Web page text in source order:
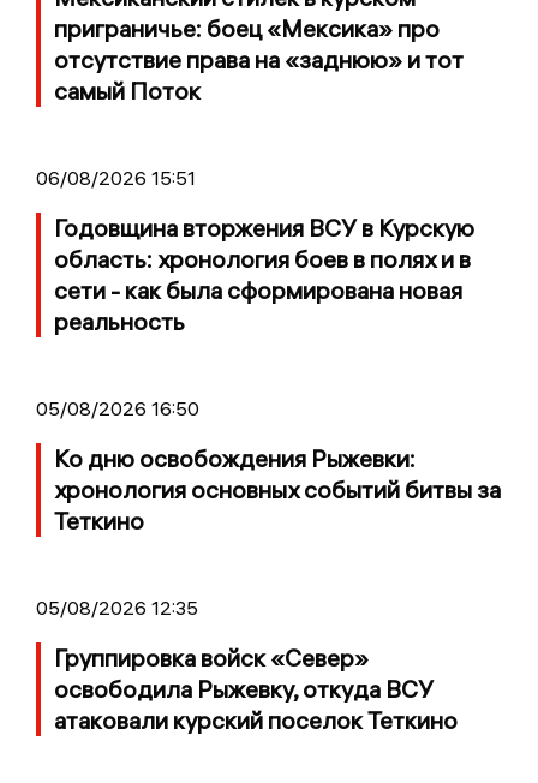
приграничье: боец «Мексика» про
отсутствие права на «заднюю» и тот
самый Поток
06/08/2026 15:51
Годовщина вторжения ВСУ в Курскую
область: хронология боев в полях и в
сети - как была сформирована новая
реальность
05/08/2026 16:50
Ко дню освобождения Рыжевки:
хронология основных событий битвы за
Теткино
05/08/2026 12:35
Группировка войск «Север»
освободила Рыжевку, откуда ВСУ
атаковали курский поселок Теткино